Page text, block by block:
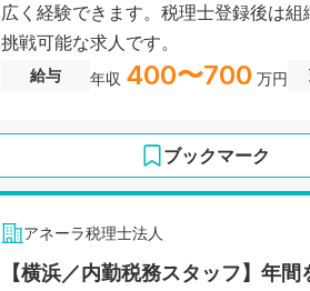
広く経験できます。税理士登録後は
挑戦可能な求人です。
給与 年収 400〜700 万円
ブックマーク
アネーラ税理士法人
【横浜／内勤税務スタッフ】年